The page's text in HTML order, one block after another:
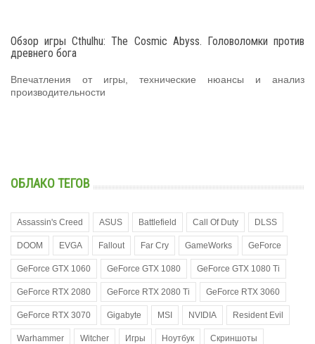
Обзор игры Cthulhu: The Cosmic Abyss. Головоломки против
древнего бога
Впечатления от игры, технические нюансы и анализ
производительности
ОБЛАКО ТЕГОВ
Assassin's Creed ASUS Battlefield Call Of Duty DLSS
DOOM EVGA Fallout Far Cry GameWorks GeForce
GeForce GTX 1060 GeForce GTX 1080 GeForce GTX 1080 Ti
GeForce RTX 2080 GeForce RTX 2080 Ti GeForce RTX 3060
GeForce RTX 3070 Gigabyte MSI NVIDIA Resident Evil
Warhammer Witcher Игры Ноутбук Скриншоты